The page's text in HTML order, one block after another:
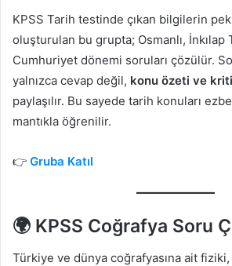
KPSS Tarih testinde çıkan bilgilerin
oluşturulan bu grupta; Osmanlı, İnkılap
Cumhuriyet dönemi soruları çözülür.
yalnızca cevap değil, konu özeti ve
paylaşılır. Bu sayede tarih konuları
mantıkla öğrenilir.
👉 Gruba Katıl
🌍 KPSS Coğrafya Soru
Türkiye ve dünya coğrafyasına ait